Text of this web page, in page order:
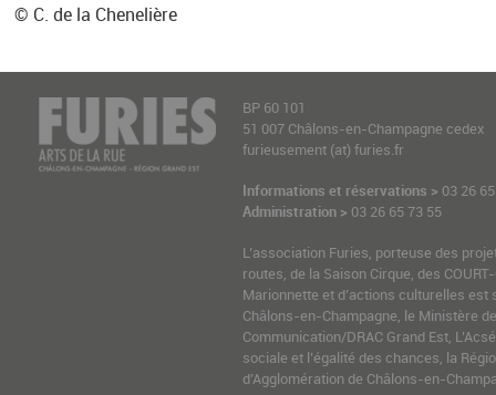
© C. de la Chenelière
BP 60 101
51 007 Châlons-en-Champagne cedex
furieusement (at) furies.fr
Informations et réservations > 03 26
Administration > 03 26 65 73 55
L’association Furies, porteuse des
routes, de la Saison Cirque, des
Marionnette et d’actions culturelles est
Châlons-en-Champagne, le Ministère
Communication/DRAC Grand Est,
sociale et l’égalité des chances, la
d’Agglomération de Châlons-en-